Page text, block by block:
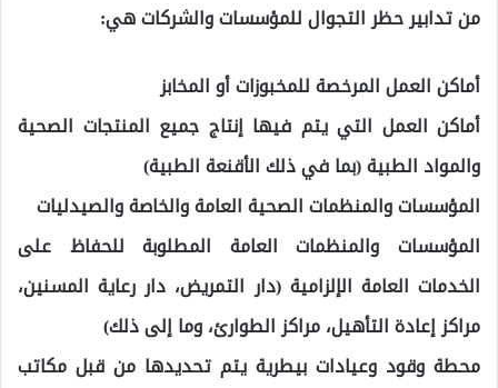
من تدابير حظر التجوال للمؤسسات والشركات هي:
أماكن العمل المرخصة للمخبوزات أو المخابز
أماكن العمل التي يتم فيها إنتاج جميع المنتجات الصحية
والمواد الطبية (بما في ذلك الأقنعة الطبية)
المؤسسات والمنظمات الصحية العامة والخاصة والصيدليات
المؤسسات والمنظمات العامة المطلوبة للحفاظ على
الخدمات العامة الإلزامية (دار التمريض، دار رعاية المسنين،
مراكز إعادة التأهيل، مراكز الطوارئ، وما إلى ذلك)
محطة وقود وعيادات بيطرية يتم تحديدها من قبل مكاتب